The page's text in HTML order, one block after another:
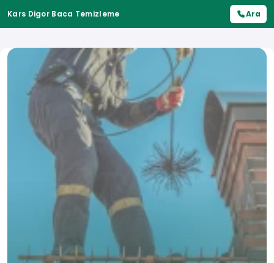
Kars Digor Baca Temizleme Ara